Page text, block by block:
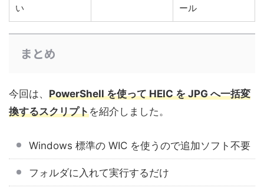
い
ール
まとめ
今回は、 PowerShell を使って HEIC を JPG へ一括変
換するスクリプトを紹介しました。
Windows 標準の WIC を使うので追加ソフト不要
フォルダに入れて実行するだけ